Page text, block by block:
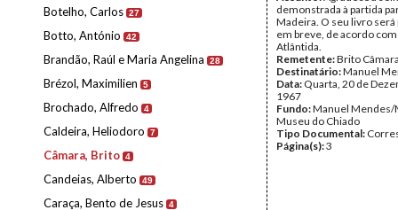
Botelho, Carlos 27
Botto, António 42
Brandão, Raúl e Maria Angelina 28
Brézol, Maximilien 5
Brochado, Alfredo 4
Caldeira, Heliodoro 7
Câmara, Brito 4
Candeias, Alberto 49
Caraça, Bento de Jesus 4
demonstrada à partida
Madeira. O seu livro será
em breve, de acordo
Atlântida.
Remetente:Brito
Destinatário:Manuel
Data: Quarta, 20 de
1967
Fundo:Manuel Mendes/
Museu do Chiado
Tipo Documental:
Página(s):3